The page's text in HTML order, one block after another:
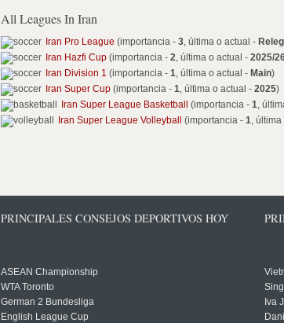
All Leagues In Iran
Iran Pro League (importancia - 3, última o actual -
Iran Hazfi Cup (importancia - 2, última o actual - 2025/
Iran Division 1 (importancia - 1, última o actual - Main)
Iran Super Cup (importancia - 1, última o actual - 2025)
Iran Super League Basketball
(importancia - 1,
Iran Super League Volleyball
(importancia - 1,
PRINCIPALES CONSEJOS DEPORTIVOS HOY
ASEAN Championship
WTA Toronto
German 2 Bundesliga
English League Cup
Iva